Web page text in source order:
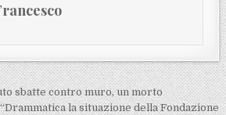
articoli
sbatte contro muro, un morto
la situazione della Fondazione